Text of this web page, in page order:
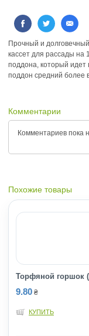
Прочный и
кассет для рассады на
поддона, который идет
поддон средний более
Комментарии
Комментариев пока
Похожие товары
Торфяной горшок
9.80 ₴
КУПИТЬ